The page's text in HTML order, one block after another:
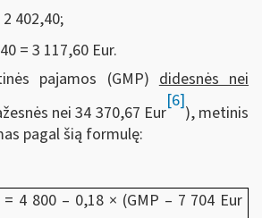
402,40;
= 3 117,60 Eur.
pajamos (GMP)didesnės nei
nei 34 370,67 Eur
[6]
), metinis
pagal šią formulę:
4 800 – 0,18 × (GMP – 7 704 Eur